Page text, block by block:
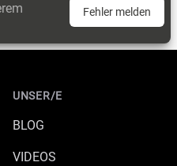
Fehler melden
UNSER/E
BLOG
VIDEOS